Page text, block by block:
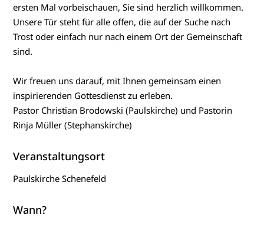
ersten Mal vorbeischauen, Sie sind herzlich willkommen.
Unsere Tür steht für alle offen, die auf der Suche nach
Trost oder einfach nur nach einem Ort der Gemeinschaft
sind.
Wir freuen uns darauf, mit Ihnen gemeinsam einen
inspirierenden Gottesdienst zu erleben.
Pastor Christian Brodowski (Paulskirche) und Pastorin
Rinja Müller (Stephanskirche)
Veranstaltungsort
Paulskirche Schenefeld
Wann?